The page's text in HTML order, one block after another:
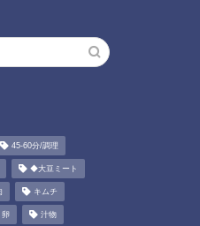
45-60分/調理
◆大豆ミート
キムチ
卵 汁物